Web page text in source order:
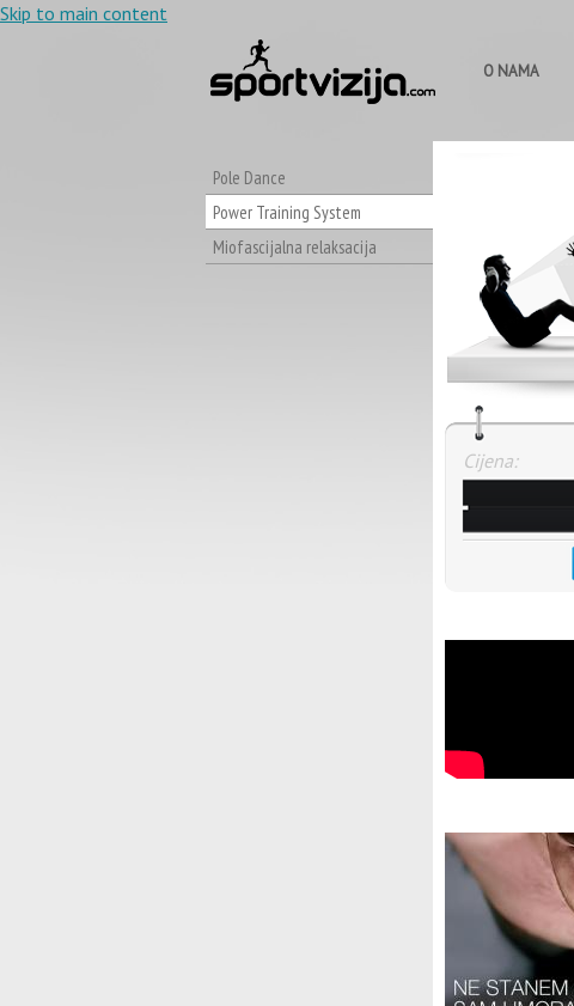
Skip to main content
O NAMA
Pole Dance
Power Training System
Miofascijalna relaksacija
Cijena: